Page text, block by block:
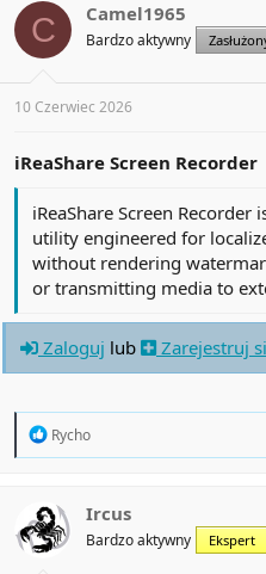
t
e
m
a
o
c
ę
C Camel1965
Bardzo aktywny
10 Czerwiec 2026
iReaShare Screen Recorder
iReaShare Screen
utility engineered for
without rendering
or transmitting media to
Zaloguj lub Zarejestruj
R
t
i
o
Rycho
Ircus
Bardzo aktywny Ekspert